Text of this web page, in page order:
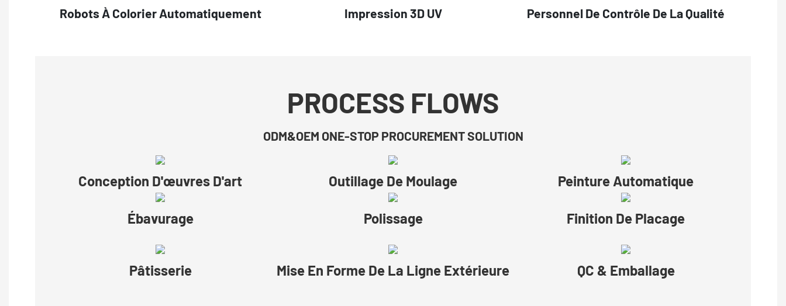
Robots À Colorier Automatiquement Impression 3D UV Personnel De Contrôle De La Qualité
PROCESS FLOWS
ODM&OEM ONE-STOP PROCUREMENT SOLUTION
Conception D'œuvres D'art Outillage De Moulage Peinture Automatique
Ébavurage Polissage Finition De Placage
Pâtisserie Mise En Forme De La Ligne Extérieure QC & Emballage